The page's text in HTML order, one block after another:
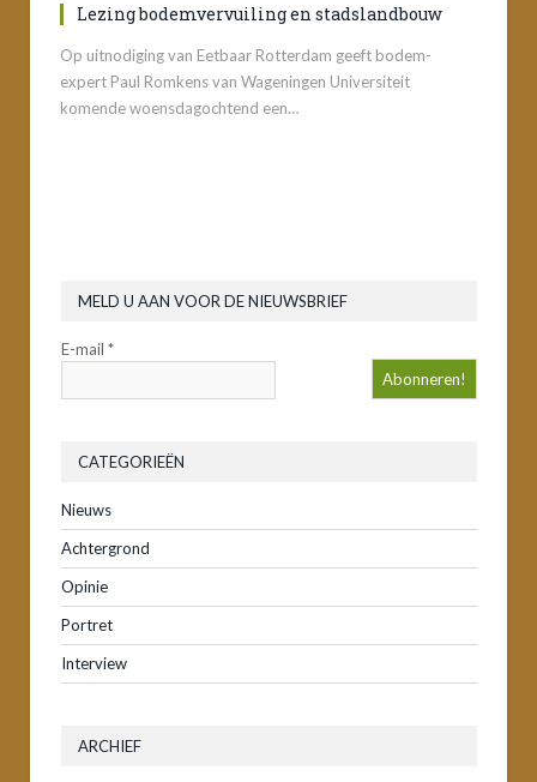
Lezing bodemvervuiling en stadslandbouw
Op uitnodiging van Eetbaar Rotterdam geeft bodem-
expert Paul Romkens van Wageningen Universiteit
komende woensdagochtend een…
MELD U AAN VOOR DE NIEUWSBRIEF
E-mail *
CATEGORIEËN
Nieuws
Achtergrond
Opinie
Portret
Interview
ARCHIEF